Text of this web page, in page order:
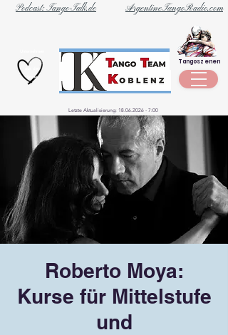
ArgentineTangoRadio.com
Podcast: Tango-Talk.de
Szene
Tangoszenen
Letzte Aktualisierung: 18.06.2026 - 7:00
Roberto Moya:
Kurse für Mittelstufe
und